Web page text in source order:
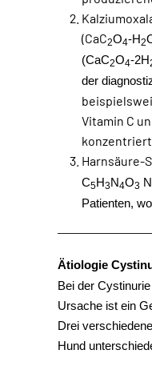
(CaC2O4-H2
(CaC2O4-2H
der
Vitamin C
Harnsäure-
C5H3N4O3
Patienten,
Ätiologie
Bei der
Ursache ist ein
Drei
Hund